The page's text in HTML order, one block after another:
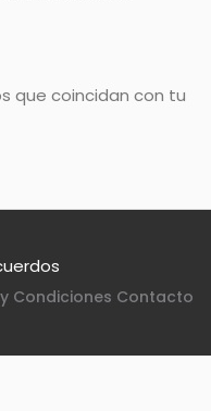
que coincidan con tu
Condiciones Contacto